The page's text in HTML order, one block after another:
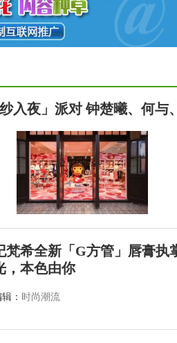
入夜」派对 钟楚曦、何与
梵希全新「G方管」唇膏执
，本色由你
： 时尚潮流